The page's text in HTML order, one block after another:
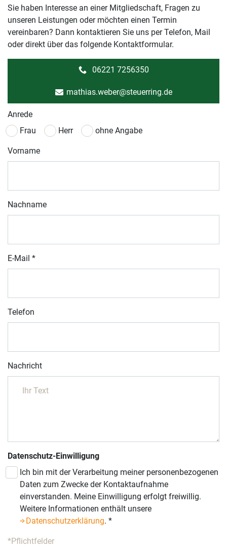
Sie haben Interesse an einer Mitgliedschaft, Fragen zu
unseren Leistungen oder möchten einen Termin
vereinbaren? Dann kontaktieren Sie uns per Telefon, Mail
oder direkt über das folgende Kontaktformular.
06221 7256350
mathias.weber@steuerring.de
Anrede
Frau
Herr ohne Angabe
Vorname
Nachname
E-Mail *
Telefon
Nachricht
Datenschutz-Einwilligung
Ich bin mit der Verarbeitung meiner personenbezogenen
Daten zum Zwecke der Kontaktaufnahme
einverstanden. Meine Einwilligung erfolgt freiwillig.
Weitere Informationen enthält unsere
Datenschutzerklärung. *
*Pflichtfelder